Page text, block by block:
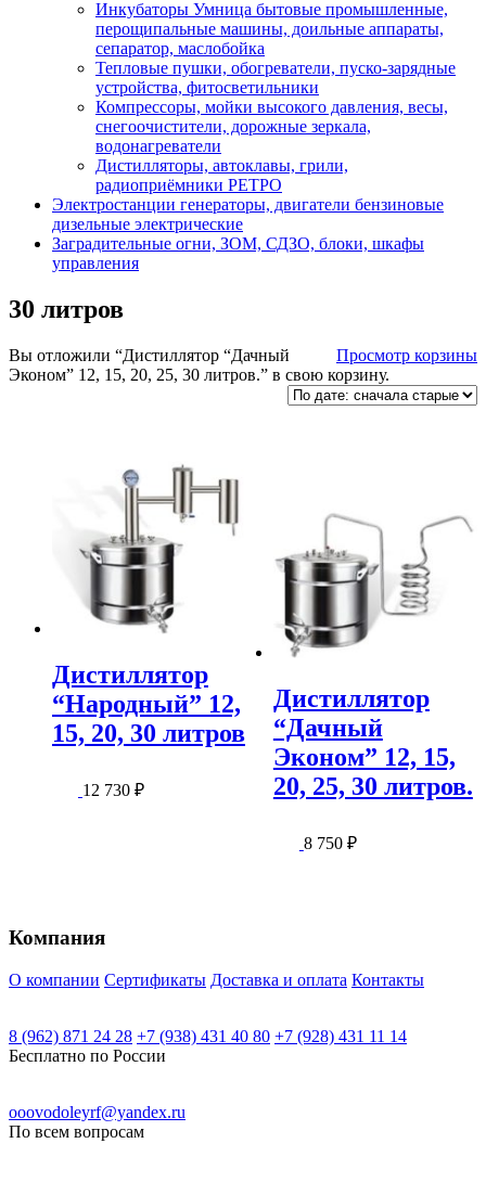
Инкубаторы Умница бытовые промышленные,
перощипальные машины, доильные аппараты,
сепаратор, маслобойка
Тепловые пушки, обогреватели, пуско-зарядные
устройства, фитосветильники
Компрессоры, мойки высокого давления, весы,
снегоочистители, дорожные зеркала,
водонагреватели
Дистилляторы, автоклавы, грили,
радиоприёмники РЕТРО
Электростанции генераторы, двигатели бензиновые
дизельные электрические
Заградительные огни, ЗОМ, СДЗО, блоки, шкафы
управления
30 литров
Просмотр корзины
Вы отложили “Дистиллятор “Дачный
Эконом” 12, 15, 20, 25, 30 литров.” в свою корзину.
Дистиллятор
“Народный” 12,
15, 20, 30 литров
12 730 ₽
Дистиллятор
“Дачный
Эконом” 12, 15,
20, 25, 30 литров.
8 750 ₽
Компания
О компании Сертификаты Доставка и оплата Контакты
8 (962) 871 24 28 +7 (938) 431 40 80 +7 (928) 431 11 14
Бесплатно по России
ooovodoleyrf@yandex.ru
По всем вопросам